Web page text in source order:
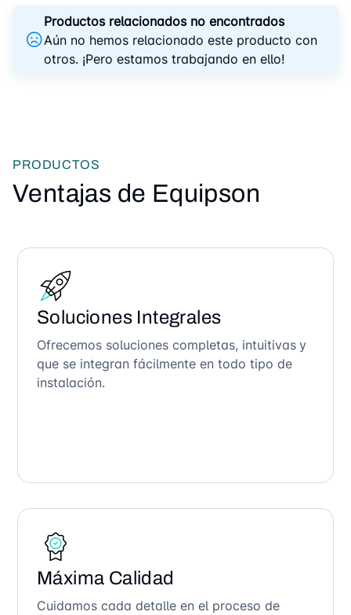
Productos relacionados no encontrados
Aún no hemos relacionado este producto con
otros. ¡Pero estamos trabajando en ello!
PRODUCTOS
Ventajas de Equipson
Soluciones Integrales
Ofrecemos soluciones completas, intuitivas y
que se integran fácilmente en todo tipo de
instalación.
Máxima Calidad
Cuidamos cada detalle en el proceso de